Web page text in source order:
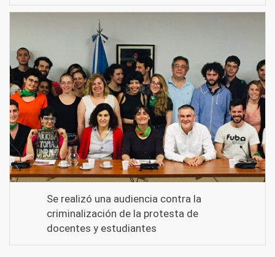
Se realizó una audiencia contra la
criminalización de la protesta de
docentes y estudiantes